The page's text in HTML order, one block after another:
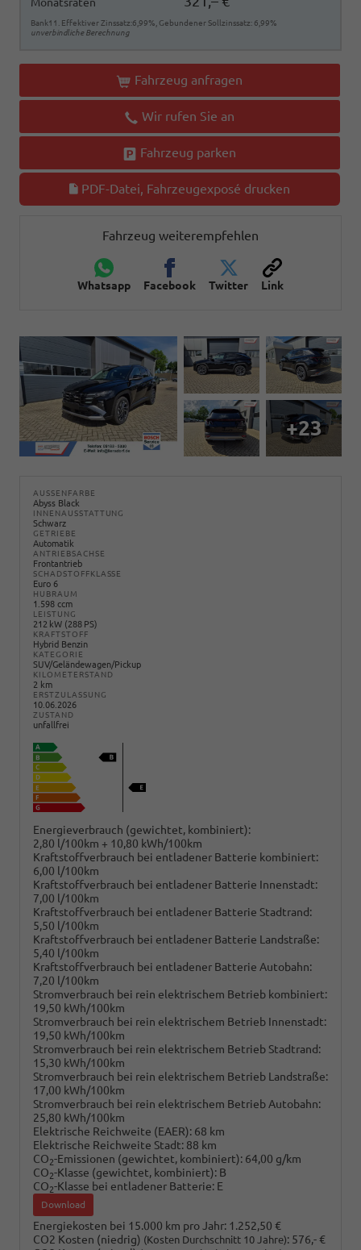
Monatsraten
Bank11. Effektiver Zinssatz:6,99%, Gebundener Sollzinssatz: 6,99%
unverbindliche Berechnung
Fahrzeug anfragen
Wir rufen Sie an
Fahrzeug parken
PDF-Datei, Fahrzeugexposé drucken
Fahrzeug weiterempfehlen
Whatsapp Facebook Twitter Link
+23
AUSSENFARBE
Abyss Black
INNENAUSSTATTUNG
Schwarz
GETRIEBE
Automatik
ANTRIEBSACHSE
Frontantrieb
SCHADSTOFFKLASSE
Euro 6
HUBRAUM
1.598 ccm
LEISTUNG
212 kW (288 PS)
KRAFTSTOFF
Hybrid Benzin
KATEGORIE
SUV/Geländewagen/Pickup
KILOMETERSTAND
2 km
ERSTZULASSUNG
10.06.2026
ZUSTAND
unfallfrei
Energieverbrauch (gewichtet, kombiniert):
2,80 l/100km + 10,80 kWh/100km
Kraftstoffverbrauch bei entladener Batterie kombiniert:
6,00 l/100km
Kraftstoffverbrauch bei entladener Batterie Innenstadt:
7,00 l/100km
Kraftstoffverbrauch bei entladener Batterie Stadtrand:
5,50 l/100km
Kraftstoffverbrauch bei entladener Batterie Landstraße:
5,40 l/100km
Kraftstoffverbrauch bei entladener Batterie Autobahn:
7,20 l/100km
Stromverbrauch bei rein elektrischem Betrieb kombiniert:
19,50 kWh/100km
Stromverbrauch bei rein elektrischem Betrieb Innenstadt:
19,50 kWh/100km
Stromverbrauch bei rein elektrischem Betrieb Stadtrand:
15,30 kWh/100km
Stromverbrauch bei rein elektrischem Betrieb Landstraße:
17,00 kWh/100km
Stromverbrauch bei rein elektrischem Betrieb Autobahn:
25,80 kWh/100km
Elektrische Reichweite (EAER): 68 km
Elektrische Reichweite Stadt: 88 km
CO2-Emissionen (gewichtet, kombiniert): 64,00 g/km
CO2-Klasse (gewichtet, kombiniert): B
CO2-Klasse bei entladener Batterie: E
Download
Energiekosten bei 15.000 km pro Jahr: 1.252,50 €
CO2 Kosten (niedrig) (Kosten Durchschnitt 10 Jahre): 576,- €